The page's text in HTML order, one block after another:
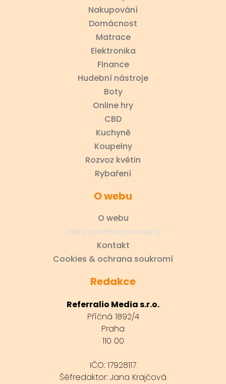
Nakupování
Domácnost
Matrace
Elektronika
Finance
Hudební nástroje
Boty
Online hry
CBD
Kuchyně
Koupelny
Rozvoz květin
Rybaření
O webu
O webu
Jak vybíráme produkty
Kontakt
Cookies & ochrana soukromí
Redakce
Referralio Media s.r.o.
Příčná 1892/4
Praha
110 00
IČO: 17928117
Šéfredaktor: Jana Krajčová